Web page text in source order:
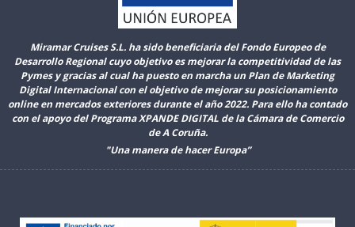
Miramar Cruises S.L. ha sido beneficiaria del Fondo Europeo de
Desarrollo Regional cuyo objetivo es mejorar la competitividad de las
Pymes y gracias al cual ha puesto en marcha un Plan de Marketing
Digital Internacional con el objetivo de mejorar su posicionamiento
online en mercados exteriores durante el año 2022. Para ello ha contado
con el apoyo del Programa XPANDE DIGITAL de la Cámara de Comercio
de A Coruña.
"Una manera de hacer Europa”